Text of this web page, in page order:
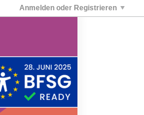
Anmelden oder Registrieren